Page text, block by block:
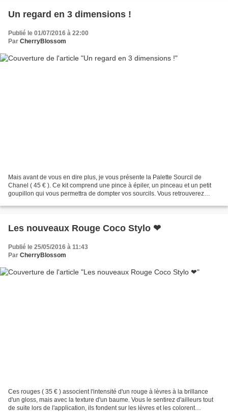
Un regard en 3 dimensions !
Publié le 01/07/2016 à 22:00
Par CherryBlossom
Mais avant de vous en dire plus, je vous présente la Palette Sourcil de
Chanel ( 45 € ). Ce kit comprend une pince à épiler, un pinceau et un petit
goupillon qui vous permettra de dompter vos sourcils. Vous retrouverez
Les nouveaux Rouge Coco Stylo ❤
Publié le 25/05/2016 à 11:43
Par CherryBlossom
Ces rouges ( 35 € ) associent l'intensité d'un rouge à lèvres à la brillance
d'un gloss, mais avec la texture d'un baume. Vous le sentirez d'ailleurs tout
de suite lors de l'application, ils fondent sur les lèvres et les colorent